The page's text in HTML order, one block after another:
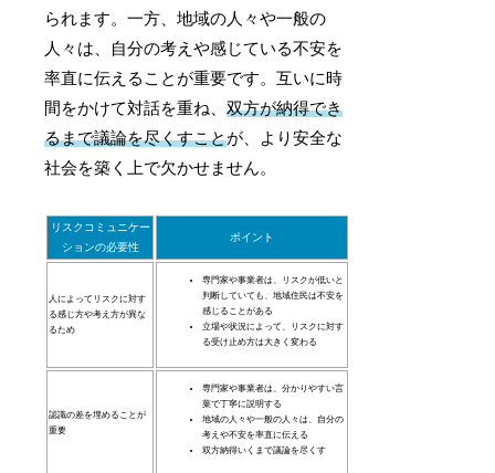
られます。一方、地域の人々や一般の
人々は、自分の考えや感じている不安を
率直に伝えることが重要です。互いに時
間をかけて対話を重ね、双方が納得でき
るまで議論を尽くすことが、より安全な
社会を築く上で欠かせません。
リスクコミュニケー
ションの必要性
ポイント
人によってリスクに対す
る感じ方や考え方が異な
るため
専門家や事業者は、リスクが低いと
判断していても、地域住民は不安を
感じることがある
立場や状況によって、リスクに対す
る受け止め方は大きく変わる
認識の差を埋めることが
重要
専門家や事業者は、分かりやすい言
葉で丁寧に説明する
地域の人々や一般の人々は、自分の
考えや不安を率直に伝える
双方納得いくまで議論を尽くす